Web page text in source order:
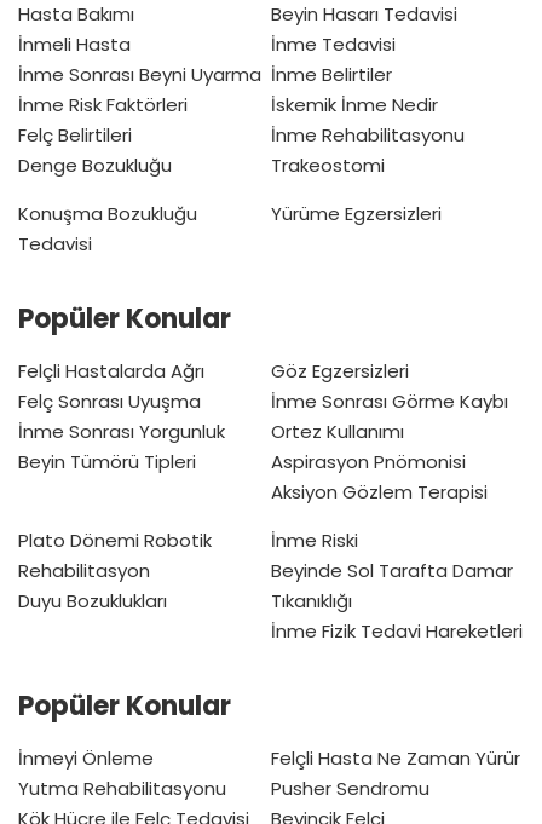
Hasta Bakımı
İnmeli Hasta
İnme Sonrası Beyni Uyarma
İnme Risk Faktörleri
Felç Belirtileri
Denge Bozukluğu
Beyin Hasarı Tedavisi
İnme Tedavisi
İnme Belirtiler
İskemik İnme Nedir
İnme Rehabilitasyonu
Trakeostomi
Konuşma Bozukluğu
Tedavisi
Yürüme Egzersizleri
Popüler Konular
Felçli Hastalarda Ağrı
Felç Sonrası Uyuşma
İnme Sonrası Yorgunluk
Beyin Tümörü Tipleri
Göz Egzersizleri
İnme Sonrası Görme Kaybı
Ortez Kullanımı
Aspirasyon Pnömonisi
Aksiyon Gözlem Terapisi
Plato Dönemi Robotik
Rehabilitasyon
Duyu Bozuklukları
İnme Riski
Beyinde Sol Tarafta Damar
Tıkanıklığı
İnme Fizik Tedavi Hareketleri
Popüler Konular
İnmeyi Önleme
Yutma Rehabilitasyonu
Kök Hücre ile Felç Tedavisi
Felçli Hasta Ne Zaman Yürür
Pusher Sendromu
Beyincik Felci